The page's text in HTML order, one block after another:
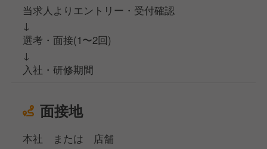
当求人よりエントリー・受付確認
↓
選考・面接(1〜2回)
↓
入社・研修期間
面接地
本社 または 店舗